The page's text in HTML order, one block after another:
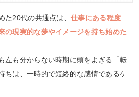
た20代の共通点は、仕事にある程度
の現実的な夢やイメージを持ち始めた
左も分からない時期に頭をよぎる「転
ちは、一時的で短絡的な感情であるケ